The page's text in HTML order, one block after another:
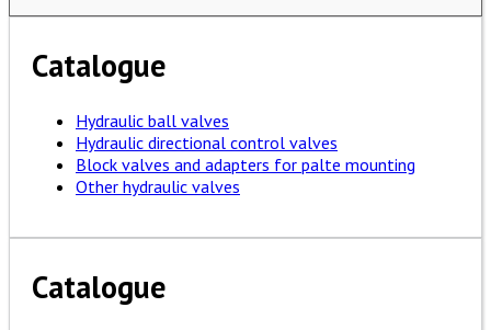
Catalogue
Hydraulic ball valves
Hydraulic directional control valves
Block valves and adapters for palte mounting
Other hydraulic valves
Catalogue